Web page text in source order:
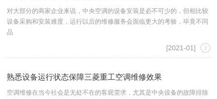
对大部分的商家企业来说，中央空调的设备安装是必不可少的，但相比较
设备采购和安装难度，运行以后的维修服务会面临更大的考验，毕竟不同
品
[2021-01]
熟悉设备运行状态保障三菱重工空调维修效果
空调维修在当今社会是无处不在的客观需求，尤其是中央设备的故障排除